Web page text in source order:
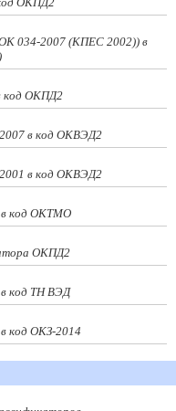
034-2007 (КПЕС 2002)) в
код ОКПД2
в код ОКВЭД2
в код ОКВЭД2
в код ОКТМО
ОКПД2
код ТН ВЭД
код ОКЗ-2014